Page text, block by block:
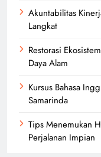
Akuntabilitas
Langkat
Restorasi
Daya Alam
Kursus Bahasa
Samarinda
Tips Menemukan
Perjalanan Impian